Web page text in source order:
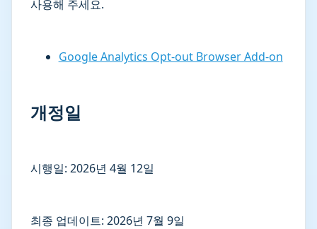
사용해 주세요.
Google Analytics Opt-out Browser Add-on
개정일
시행일: 2026년 4월 12일
최종 업데이트: 2026년 7월 9일